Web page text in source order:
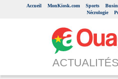
Accueil MonKiosk.com Sports
Nécrologie